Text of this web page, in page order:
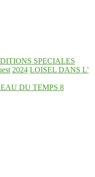
SPECIALES
2024 LOISEL DANS L'
DU TEMPS 8